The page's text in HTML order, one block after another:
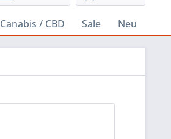
Canabis / CBD Sale Neu